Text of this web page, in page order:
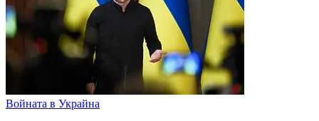
Войната в Украйна